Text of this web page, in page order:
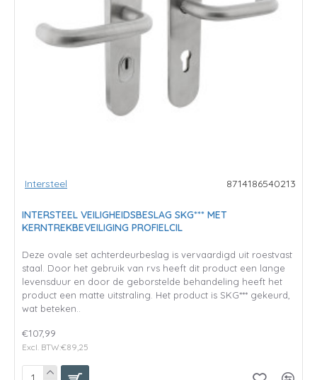
Intersteel 8714186540213
INTERSTEEL VEILIGHEIDSBESLAG SKG*** MET
KERNTREKBEVEILIGING PROFIELCIL
Deze ovale set achterdeurbeslag is vervaardigd uit roestvast
staal. Door het gebruik van rvs heeft dit product een lange
levensduur en door de geborstelde behandeling heeft het
product een matte uitstraling. Het product is SKG*** gekeurd,
wat beteken..
€107,99
Excl. BTW:€89,25